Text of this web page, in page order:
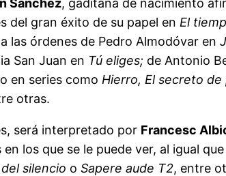
Sánchez, gaditana de nacimiento
del gran éxito de su papel en El
las órdenes de Pedro Almodóvar en
San Juan en Tú eliges; de Antonio
en series como Hierro, El secreto
otras.
será interpretado por Francesc
los que se le puede ver, al igual
silencio o Sapere aude T2, entre